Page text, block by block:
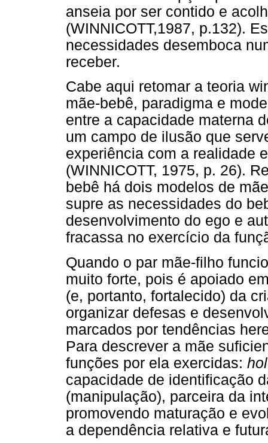
anseia por ser contido e
(WINNICOTT,1987, p.132).
necessidades desemboca
receber.
Cabe aqui retomar a teoria
mãe-bebê, paradigma e
entre a capacidade materna
um campo de ilusão que
experiência com a realidade
(WINNICOTT, 1975, p. 26).
bebê há dois modelos de
supre as necessidades do
desenvolvimento do ego e
fracassa no exercício da
Quando o par mãe-filho
muito forte, pois é apoiado
(e, portanto, fortalecido) da
organizar defesas e
marcados por tendências
Para descrever a mãe
funções por ela exercidas:
capacidade de identificação
(manipulação), parceira da
promovendo maturação e
a dependência relativa e